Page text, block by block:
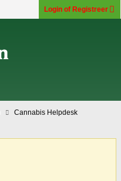
Login of Registreer
Cannabis Helpdesk